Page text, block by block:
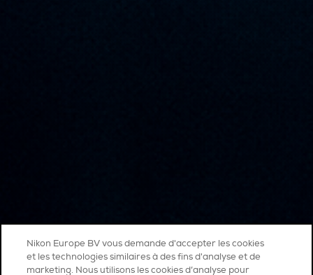
Nikon Europe BV vous demande d'accepter les cookies
et les technologies similaires à des fins d'analyse et de
marketing. Nous utilisons les cookies d’analyse pour